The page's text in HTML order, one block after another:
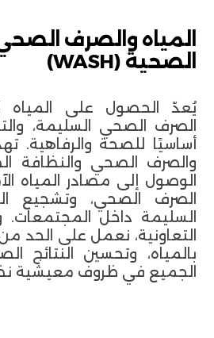
المياه والصرف
الصحية (WASH)
يُعدّ الحصول على المياه
الصرف الصحي السليمة،
أساسيًا للصحة والرفاهية.
والصرف الصحي والنظافة
الوصول إلى مصادر المياه
الصرف الصحي، وتشجيع
السليمة داخل
التعاونية، نعمل على الحد
بالمياه، وتحسين النتائج
الجميع في ظروف معيشية